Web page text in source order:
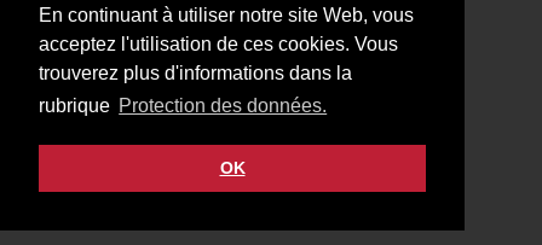
En continuant à utiliser notre site Web, vous
acceptez l'utilisation de ces cookies. Vous
trouverez plus d'informations dans la
rubrique Protection des données.
OK
Impressum
Protection des données
Contact
Facebook